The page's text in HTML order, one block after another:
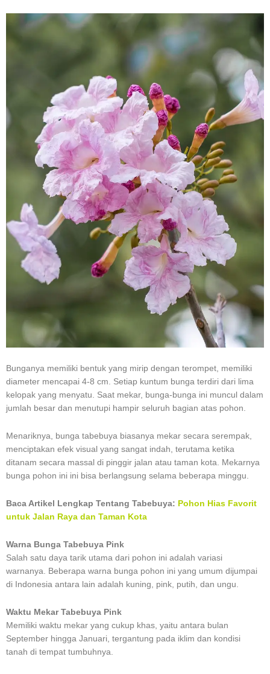
Bunganya memiliki bentuk yang mirip dengan terompet, memiliki
diameter mencapai 4-8 cm. Setiap kuntum bunga terdiri dari lima
kelopak yang menyatu. Saat mekar, bunga-bunga ini muncul dalam
jumlah besar dan menutupi hampir seluruh bagian atas pohon.
Menariknya, bunga tabebuya biasanya mekar secara serempak,
menciptakan efek visual yang sangat indah, terutama ketika
ditanam secara massal di pinggir jalan atau taman kota. Mekarnya
bunga pohon ini ini bisa berlangsung selama beberapa minggu.
Baca Artikel Lengkap Tentang Tabebuya: Pohon Hias Favorit
untuk Jalan Raya dan Taman Kota
Warna Bunga Tabebuya Pink
Salah satu daya tarik utama dari pohon ini adalah variasi
warnanya. Beberapa warna bunga pohon ini yang umum dijumpai
di Indonesia antara lain adalah kuning, pink, putih, dan ungu.
Waktu Mekar Tabebuya Pink
Memiliki waktu mekar yang cukup khas, yaitu antara bulan
September hingga Januari, tergantung pada iklim dan kondisi
tanah di tempat tumbuhnya.